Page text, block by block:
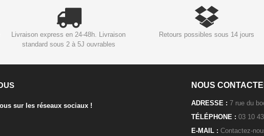
Livraison express en 24-48h. Livraison
standard sous 2 à 5J ouvrables
Retours possibles sous 14 jours
sur les réseaux sociaux !
NOUS
ADRESSE : 7 rue du
TÉLÉPHONE : 03 10
E-MAIL : Contactez-